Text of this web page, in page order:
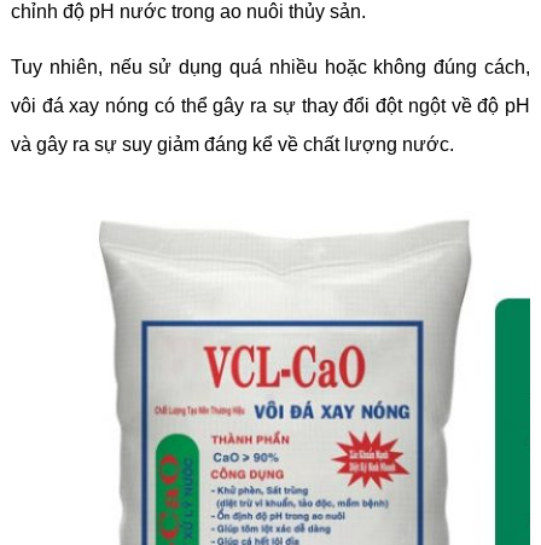
chỉnh độ pH nước trong ao nuôi thủy sản.
Tuy nhiên, nếu sử dụng quá nhiều hoặc không đúng cách,
vôi đá xay nóng có thể gây ra sự thay đổi đột ngột về độ pH
và gây ra sự suy giảm đáng kể về chất lượng nước.